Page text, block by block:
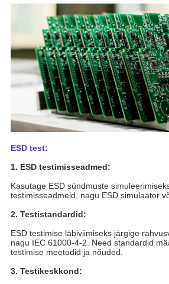
ESD test:
1. ESD testimisseadmed:
Kasutage ESD sündmuste
testimisseadmeid, nagu ESD simulaator
2. Testistandardid:
ESD testimise läbiviimiseks järgige
nagu IEC 61000-4-2. Need standardid
testimise meetodid ja nõuded.
3. Testikeskkond: